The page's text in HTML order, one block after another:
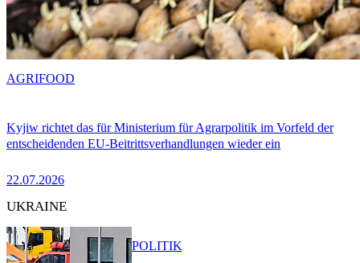
Kyjiw richtet das für Ministerium für Agrarpolitik im Vorfeld der
entscheidenden EU-Beitrittsverhandlungen wieder ein
22.07.2026
AGRIFOOD
UKRAINE
POLITIK